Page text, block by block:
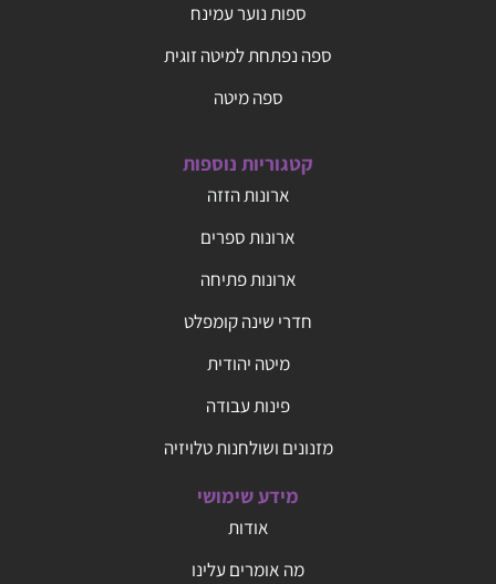
ספות נוער עמינח
ספה נפתחת למיטה זוגית
ספה מיטה
קטגוריות נוספות
ארונות הזזה
ארונות ספרים
ארונות פתיחה
חדרי שינה קומפלט
מיטה יהודית
פינות עבודה
מזנונים ושולחנות טלויזיה
מידע שימושי
אודות
מה אומרים עלינו